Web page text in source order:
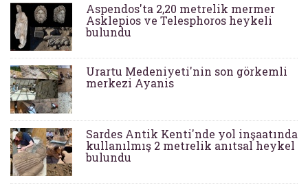
Aspendos'ta 2,20 metrelik mermer
Asklepios ve Telesphoros heykeli
bulundu
Urartu Medeniyeti'nin son görkemli
merkezi Ayanis
Sardes Antik Kenti'nde yol inşaatında
kullanılmış 2 metrelik anıtsal heykel
bulundu